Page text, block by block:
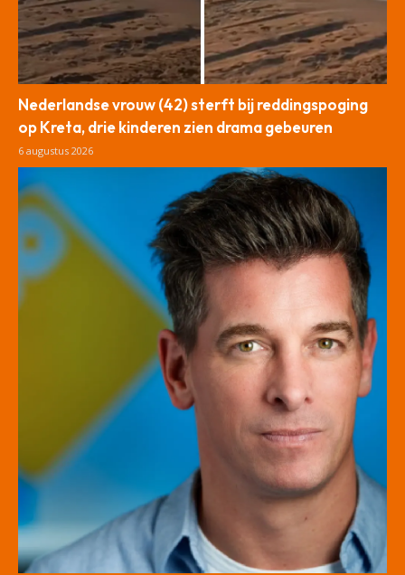
Nederlandse vrouw (42) sterft bij reddingspoging
op Kreta, drie kinderen zien drama gebeuren
6 augustus 2026